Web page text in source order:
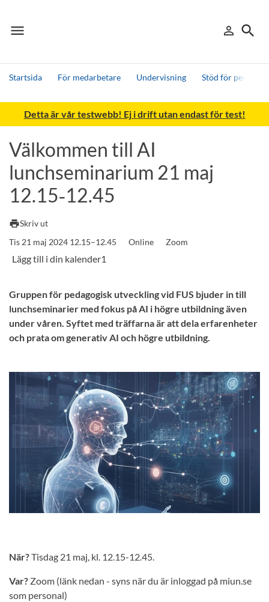
menu
Meny person_outline
Logga in
search
Sök
Startsida För medarbetare Undervisning Stöd för
Sök
Andra söktjänster
Detta är vår testwebb! Ej i drift utan endast för test!
Välkommen till AI
lunchseminarium 21 maj
12.15‑12.45
printSkriv ut
Tis 21 maj 2024 12.15–12.45
Online Zoom
Gruppen för pedagogisk utveckling vid FUS bjuder in till
lunchseminarier med fokus på AI i högre utbildning även
under våren. Syftet med träffarna är att dela erfarenheter
och prata om generativ AI och högre utbildning.
När?Tisdag 21 maj, kl. 12.15-12.45.
Var? Zoom (länk nedan - syns när du är inloggad på miun.se
som personal)